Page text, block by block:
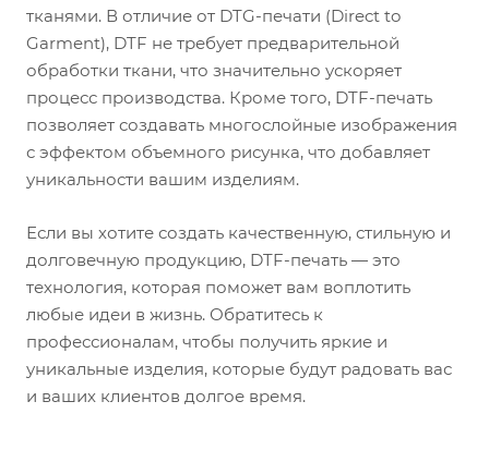
тканями. В отличие от DTG-печати (Direct to
Garment), DTF не требует предварительной
обработки ткани, что значительно ускоряет
процесс производства. Кроме того, DTF-печать
позволяет создавать многослойные изображения
с эффектом объемного рисунка, что добавляет
уникальности вашим изделиям.
Если вы хотите создать качественную, стильную и
долговечную продукцию, DTF-печать — это
технология, которая поможет вам воплотить
любые идеи в жизнь. Обратитесь к
профессионалам, чтобы получить яркие и
уникальные изделия, которые будут радовать вас
и ваших клиентов долгое время.